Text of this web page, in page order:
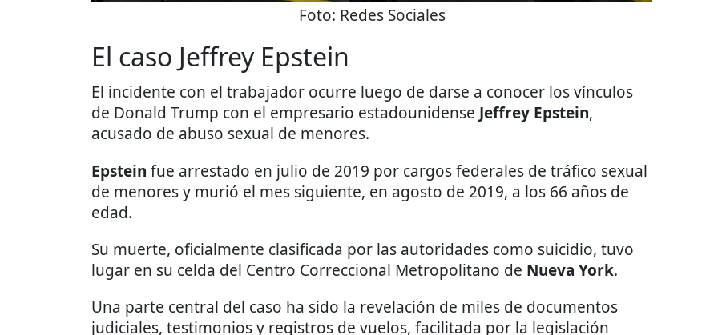
Foto: Redes Sociales
El caso Jeffrey Epstein
El incidente con el trabajador ocurre luego de darse a conocer los vínculos
de Donald Trump con el empresario estadounidense Jeffrey Epstein,
acusado de abuso sexual de menores.
Epstein fue arrestado en julio de 2019 por cargos federales de tráfico sexual
de menores y murió el mes siguiente, en agosto de 2019, a los 66 años de
edad.
Su muerte, oficialmente clasificada por las autoridades como suicidio, tuvo
lugar en su celda del Centro Correccional Metropolitano de Nueva York.
Una parte central del caso ha sido la revelación de miles de documentos
judiciales, testimonios y registros de vuelos, facilitada por la legislación